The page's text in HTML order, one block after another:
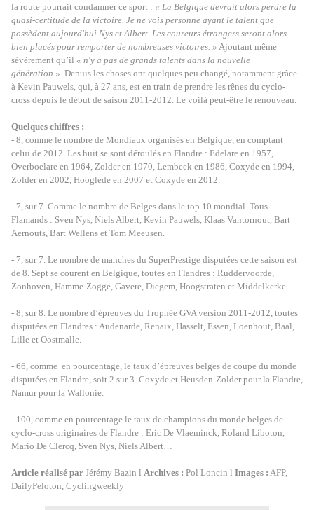
la route pourrait condamner ce sport : « La Belgique devrait alors perdre la
quasi-certitude de la victoire. Je ne vois personne ayant le talent que
possèdent aujourd'hui Nys et Albert. Les coureurs étrangers seront alors
bien placés pour remporter de nombreuses victoires. » Ajoutant même
sévèrement qu’il « n'y a pas de grands talents dans la nouvelle
génération ». Depuis les choses ont quelques peu changé, notamment grâce
à Kevin Pauwels, qui, à 27 ans, est en train de prendre les rênes du cyclo-
cross depuis le début de saison 2011-2012. Le voilà peut-être le renouveau.
Quelques chiffres :
- 8, comme le nombre de Mondiaux organisés en Belgique, en comptant
celui de 2012. Les huit se sont déroulés en Flandre : Edelare en 1957,
Overboelare en 1964, Zolder en 1970, Lembeek en 1986, Coxyde en 1994,
Zolder en 2002, Hooglede en 2007 et Coxyde en 2012.
- 7, sur 7. Comme le nombre de Belges dans le top 10 mondial. Tous
Flamands : Sven Nys, Niels Albert, Kevin Pauwels, Klaas Vantornout, Bart
Aernouts, Bart Wellens et Tom Meeusen.
- 7, sur 7. Le nombre de manches du SuperPrestige disputées cette saison est
de 8. Sept se courent en Belgique, toutes en Flandres : Ruddervoorde,
Zonhoven, Hamme-Zogge, Gavere, Diegem, Hoogstraten et Middelkerke.
- 8, sur 8. Le nombre d’épreuves du Trophée GVA version 2011-2012, toutes
disputées en Flandres : Audenarde, Renaix, Hasselt, Essen, Loenhout, Baal,
Lille et Oostmalle.
- 66, comme en pourcentage, le taux d’épreuves belges de coupe du monde
disputées en Flandre, soit 2 sur 3. Coxyde et Heusden-Zolder pour la Flandre,
Namur pour la Wallonie.
- 100, comme en pourcentage le taux de champions du monde belges de
cyclo-cross originaires de Flandre : Eric De Vlaeminck, Roland Liboton,
Mario De Clercq, Sven Nys, Niels Albert…
Article réalisé par Jérémy Bazin l Archives : Pol Loncin l Images : AFP,
DailyPeloton, Cyclingweekly